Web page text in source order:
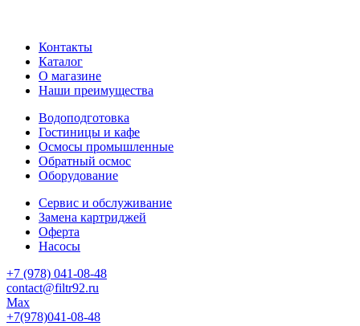
Контакты
Каталог
О магазине
Наши преимущества
Водоподготовка
Гостиницы и кафе
Осмосы промышленные
Обратный осмос
Оборудование
Сервис и обслуживание
Замена картриджей
Оферта
Насосы
+7 (978) 041-08-48
contact@filtr92.ru
Мах
+7(978)041-08-48